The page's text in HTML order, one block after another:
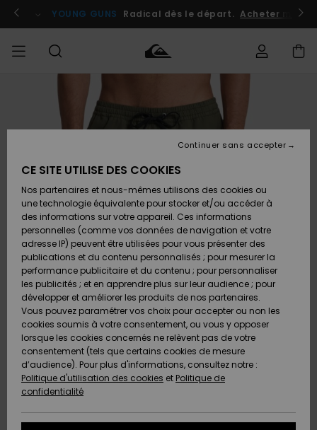
l'information
le
Se connecter / s'inscrire
YOUNG GUNS Radical dès le départ. Acheter
HOMME
Chaussures
& Tongs
Surf
Snow
Nouveautés
A
Découvrir
Chaussures
& Tongs
Surf
Snow
Nouveautés
A
Découvrir
FEMME
A
Découvrir
Snow
SURF
Surf
Shop
Enfant
Highlights
Communauté
SNOW
Snow
Shop
Enfant
Snow
Shop
Femme
A
Découvrir
Communauté
OUTLET
Homme
Enfant
Outlet
Femme
AIDE &
CONTACT
ma
Retours
Paiement
Carte
Cadeau
Quiksilver
Freedom
Protection
des
MAGASINS
QUIKSILVER
CE SITE UTILISE DES COOKIES
Nos partenaires et nous-mêmes utilisons des cookies ou
une technologie équivalente pour stocker et/ou accéder à
des informations sur votre appareil. Ces informations
personnelles (comme vos données de navigation et votre
adresse IP) peuvent être utilisées pour vous présenter des
publications et du contenu personnalisés ; pour mesurer la
performance publicitaire et du contenu ; pour personnaliser
les publicités ; et en apprendre plus sur leur audience ; pour
développer et améliorer les produits de nos partenaires.
Vous pouvez paramétrer vos choix pour accepter ou non les
cookies soumis à votre consentement, ou vous y opposer
lorsque les cookies concernés ne relèvent pas de votre
consentement (tels que certains cookies de mesure
d’audience). Pour plus d'informations, consultez notre :
Politique d'utilisation des cookies et Politique de
confidentialité
Continuer sans accepter